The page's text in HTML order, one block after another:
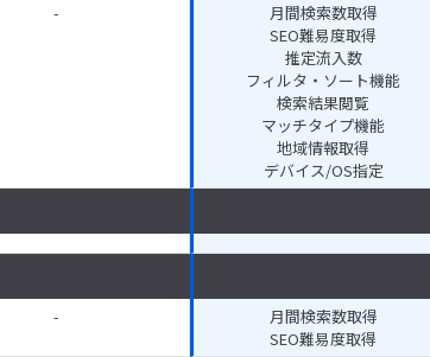
-
月間検索数取得
SEO難易度取得
推定流入数
フィルタ・ソート機能
検索結果閲覧
マッチタイプ機能
地域情報取得
デバイス/OS指定
-
月間検索数取得
SEO難易度取得